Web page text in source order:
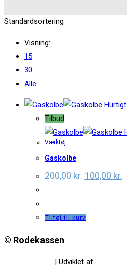
Standardsortering
Visning:
15
30
Alle
Tilbud
Værktøj
Gaskolbe
200,00kr. Original
price
100,00 kr.
Tilføj til kurv
© Rodekassen
| Udviklet af